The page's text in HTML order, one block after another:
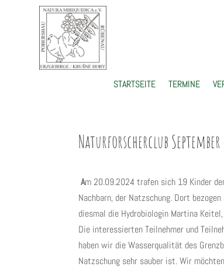
STARTSEITE TERMINE
Naturforscherclub
Am 20.09.2024 trafen sich 19 Kinder
Nachbarn, der Natzschung. Dort
diesmal die Hydrobiologin Martina
Die interessierten Teilnehmer und
haben wir die Wasserqualität des
Natzschung sehr sauber ist. Wir